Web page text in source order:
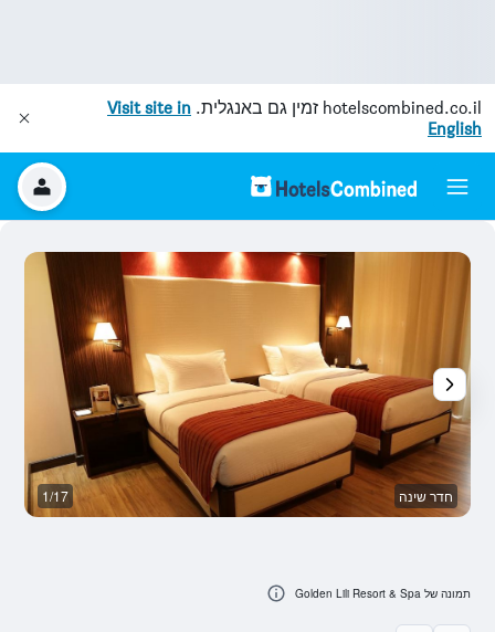
hotelscombined.co.il זמין גם באנגלית. Visit site in
English
חדר שינה 1/17
תמונה של Golden Lili Resort & Spa